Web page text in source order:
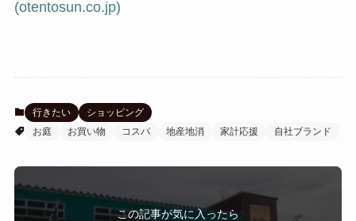
(otentosun.co.jp)
行きたい
ショッピング
お庭
お買い物 コスパ 地産地消 家計応援 自社ブランド
この記事が気に入ったら